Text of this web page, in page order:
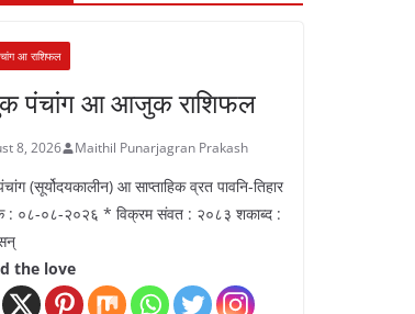
आ राशिफल
पंचांग आ आजुक राशिफल
8, 2026 Maithil Punarjagran Prakash
(सूर्योदयकालीन) आ साप्ताहिक व्रत पावनि-तिहार
: ०८-०८-२०२६ * विक्रम संवत : २०८३ शकाब्द :
the love